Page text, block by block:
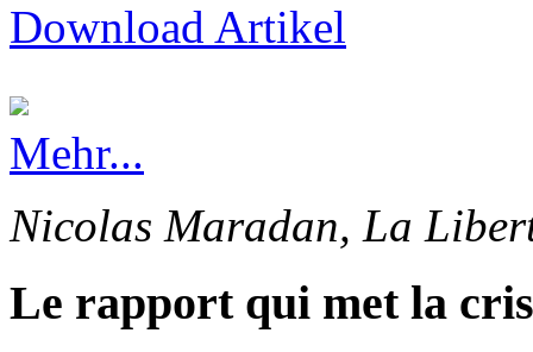
Download Artikel
Mehr...
Nicolas Maradan, La
Le rapport qui met la